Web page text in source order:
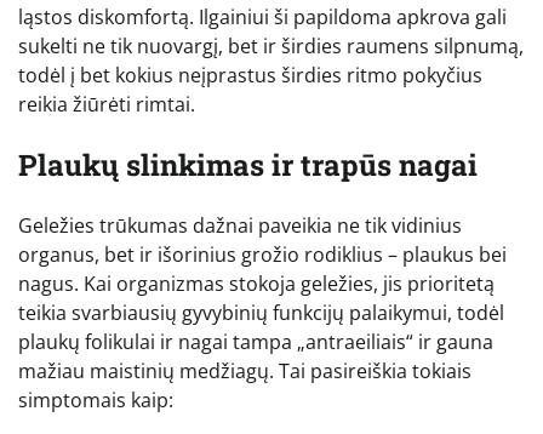
ląstos diskomfortą. Ilgainiui ši papildoma apkrova gali
sukelti ne tik nuovargį, bet ir širdies raumens silpnumą,
todėl į bet kokius neįprastus širdies ritmo pokyčius
reikia žiūrėti rimtai.
Plaukų slinkimas ir trapūs nagai
Geležies trūkumas dažnai paveikia ne tik vidinius
organus, bet ir išorinius grožio rodiklius – plaukus bei
nagus. Kai organizmas stokoja geležies, jis prioritetą
teikia svarbiausių gyvybinių funkcijų palaikymui, todėl
plaukų folikulai ir nagai tampa „antraeiliais“ ir gauna
mažiau maistinių medžiagų. Tai pasireiškia tokiais
simptomais kaip: